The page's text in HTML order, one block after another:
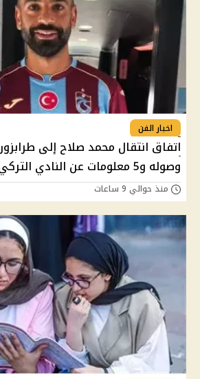
اخبار الفن
اتفاق انتقال محمد صلاح إلى
وصوله و5 معلومات عن النادي التركي
منذ حوالي 9 ساعات